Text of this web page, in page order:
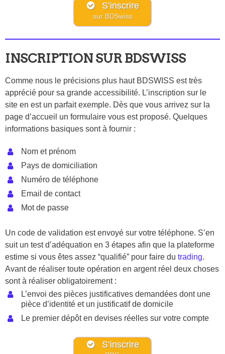
S’inscrire
sur BDSwiss
INSCRIPTION SUR BDSWISS
Comme nous le précisions plus haut BDSWISS est très
apprécié pour sa grande accessibilité. L’inscription sur le
site en est un parfait exemple. Dès que vous arrivez sur la
page d’accueil un formulaire vous est proposé. Quelques
informations basiques sont à fournir :
Nom et prénom
Pays de domiciliation
Numéro de téléphone
Email de contact
Mot de passe
Un code de validation est envoyé sur votre téléphone. S’en
suit un test d’adéquation en 3 étapes afin que la plateforme
estime si vous êtes assez “qualifié” pour faire du trading.
Avant de réaliser toute opération en argent réel deux choses
sont à réaliser obligatoirement :
L’envoi des pièces justificatives demandées dont une
pièce d’identité et un justificatif de domicile
Le premier dépôt en devises réelles sur votre compte
S’inscrire